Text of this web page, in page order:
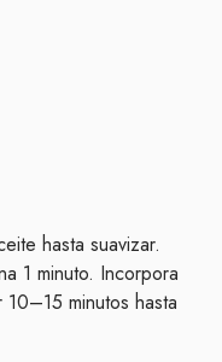
hasta suavizar.
1 minuto. Incorpora
minutos hasta